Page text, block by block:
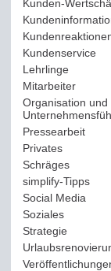
Kunden-
Kundenservice
Lehrlinge(54)
Mitarbeiter(163)
Organisation und
Pressearbeit(12)
Privates(193)
Schräges(161)
simplify-Tipps
Social Media
Soziales(37)
Strategie(220)